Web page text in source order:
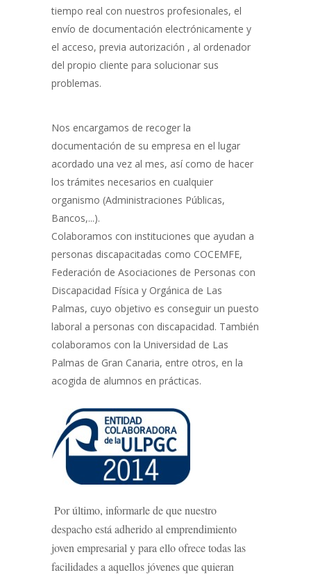
tiempo real con nuestros profesionales, el
envío de documentación electrónicamente y
el acceso, previa autorización , al ordenador
del propio cliente para solucionar sus
problemas.
Nos encargamos de recoger la
documentación de su empresa en el lugar
acordado una vez al mes, así como de hacer
los trámites necesarios en cualquier
organismo (Administraciones Públicas,
Bancos,...).
Colaboramos con instituciones que ayudan a
personas discapacitadas como COCEMFE,
Federación de Asociaciones de Personas con
Discapacidad Física y Orgánica de Las
Palmas, cuyo objetivo es conseguir un puesto
laboral a personas con discapacidad. También
colaboramos con la Universidad de Las
Palmas de Gran Canaria, entre otros, en la
acogida de alumnos en prácticas.
Por último, informarle de que nuestro
despacho está adherido al emprendimiento
joven empresarial y para ello ofrece todas las
facilidades a aquellos jóvenes que quieran